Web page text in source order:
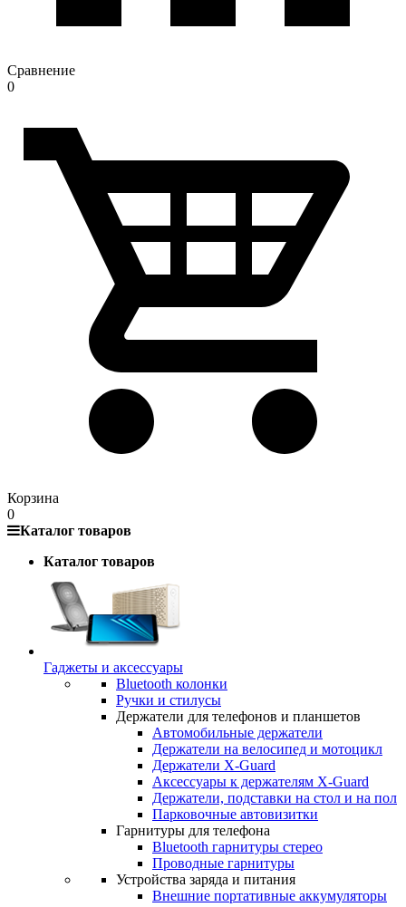
Сравнение
0
Корзина
0
Каталог товаров
Каталог товаров
Гаджеты и аксессуары
Bluetooth колонки
Ручки и стилусы
Держатели для телефонов и планшетов
Автомобильные держатели
Держатели на велосипед и мотоцикл
Держатели X-Guard
Аксессуары к держателям X-Guard
Держатели, подставки на стол и на пол
Парковочные автовизитки
Гарнитуры для телефона
Bluetooth гарнитуры стерео
Проводные гарнитуры
Устройства заряда и питания
Внешние портативные аккумуляторы